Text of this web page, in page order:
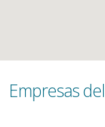
Empresas del